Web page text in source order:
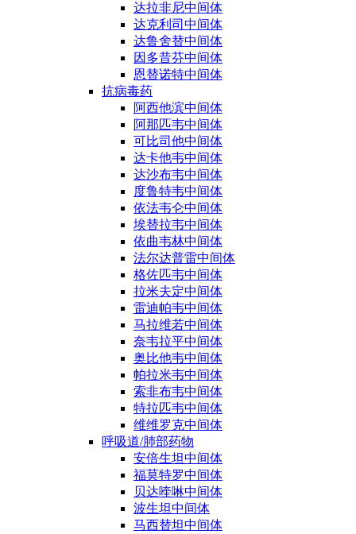
达拉非尼中间体
达克利司中间体
达鲁舍替中间体
因多昔芬中间体
恩替诺特中间体
抗病毒药
阿西他滨中间体
阿那匹韦中间体
可比司他中间体
达卡他韦中间体
达沙布韦中间体
度鲁特韦中间体
依法韦仑中间体
埃替拉韦中间体
依曲韦林中间体
法尔达普雷中间体
格佐匹韦中间体
拉米夫定中间体
雷迪帕韦中间体
马拉维若中间体
奈韦拉平中间体
奥比他韦中间体
帕拉米韦中间体
索非布韦中间体
特拉匹韦中间体
维维罗克中间体
呼吸道/肺部药物
安倍生坦中间体
福莫特罗中间体
贝达喹啉中间体
波生坦中间体
马西替坦中间体